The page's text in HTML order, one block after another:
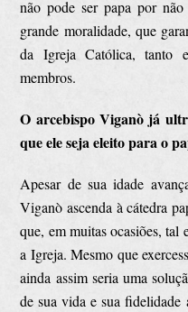
não pode ser papa por
grande moralidade, que
da Igreja Católica, tanto
membros.
O arcebispo Viganò já
que ele seja eleito para o
Apesar de sua idade
Viganò ascenda à cátedra
que, em muitas ocasiões, tal
a Igreja. Mesmo que
ainda assim seria uma
de sua vida e sua